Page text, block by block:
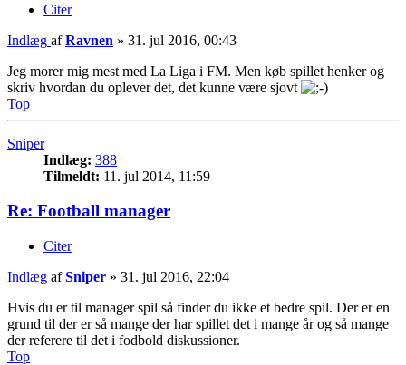
Citer
Indlæg afRavnen » 31. jul 2016, 00:43
Jeg morer mig mest med La Liga i FM. Men køb spillet henker og
skriv hvordan du oplever det, det kunne være sjovt
Top
Sniper
Indlæg: 388
Tilmeldt: 11. jul 2014, 11:59
Re: Football manager
Citer
Indlæg afSniper » 31. jul 2016, 22:04
Hvis du er til manager spil så finder du ikke et bedre spil. Der er en
grund til der er så mange der har spillet det i mange år og så mange
der referere til det i fodbold diskussioner.
Top